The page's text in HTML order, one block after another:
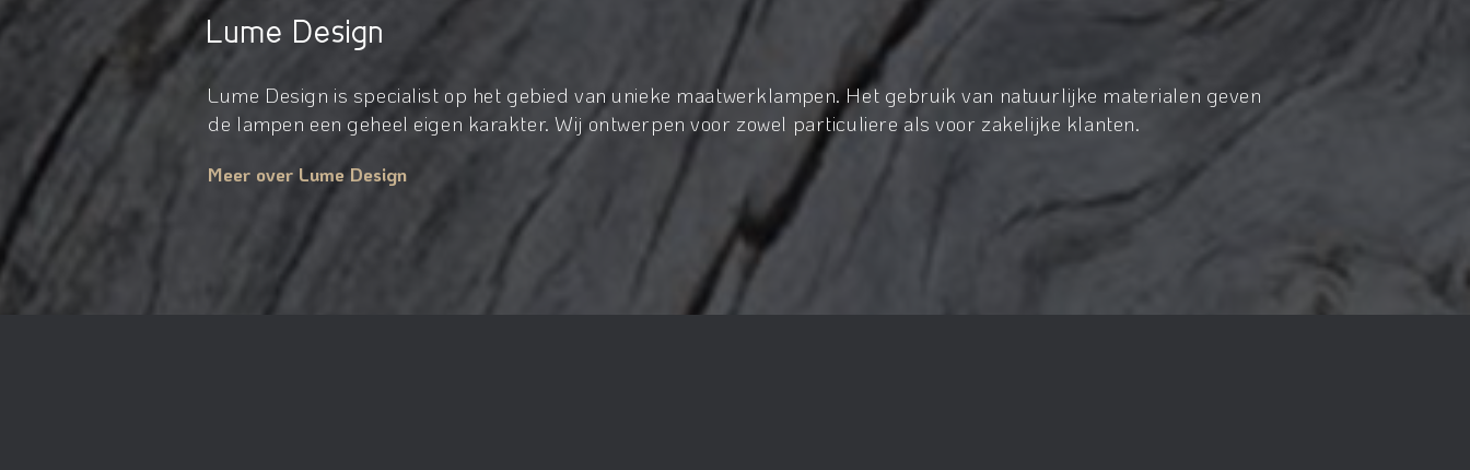
Lume Design
Lume Design is specialist op het gebied van unieke maatwerklampen. Het gebruik van natuurlijke materialen geven
de lampen een geheel eigen karakter. Wij ontwerpen voor zowel particuliere als voor zakelijke klanten.
Meer over Lume Design